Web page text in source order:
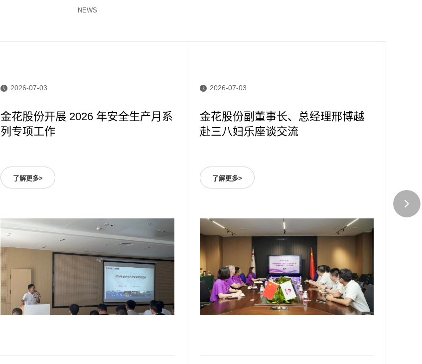
NEWS
2026-07-03
金花股份开展 2026 年安全生产月系
列专项工作
2026-07-03
金花股份副董事长、总经理邢博越
赴三八妇乐座谈交流